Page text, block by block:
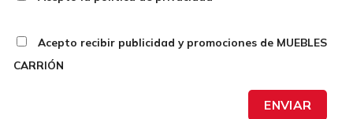
Acepto recibir publicidad y promociones de MUEBLES
CARRIÓN
ENVIAR